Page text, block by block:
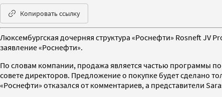
Копировать ссылку
Люксембургская дочерняя структура «Роснефти» Rosneft JV
заявление «Роснефти».
По словам компании, продажа является частью программы
совете директоров. Предложение о покупке будет сделано
«Роснефти» отказался от комментариев, а представители